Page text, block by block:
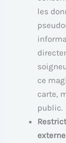
les
ce
carte,
public.